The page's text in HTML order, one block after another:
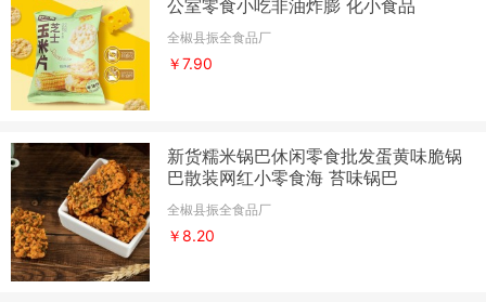
公室零食小吃非油炸膨 化小食品
全椒县振全食品厂
￥7.90
新货糯米锅巴休闲零食批发蛋黄味脆锅
巴散装网红小零食海 苔味锅巴
全椒县振全食品厂
￥8.20